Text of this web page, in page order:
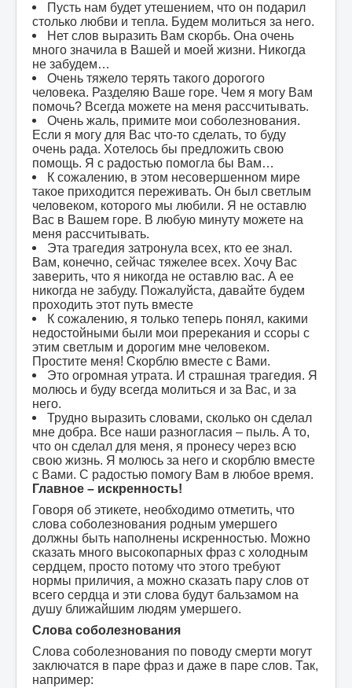
Пусть нам будет утешением, что он подарил
столько любви и тепла. Будем молиться за него.
Нет слов выразить Вам скорбь. Она очень
много значила в Вашей и моей жизни. Никогда
не забудем…
Очень тяжело терять такого дорогого
человека. Разделяю Ваше горе. Чем я могу Вам
помочь? Всегда можете на меня рассчитывать.
Очень жаль, примите мои соболезнования.
Если я могу для Вас что-то сделать, то буду
очень рада. Хотелось бы предложить свою
помощь. Я с радостью помогла бы Вам…
К сожалению, в этом несовершенном мире
такое приходится переживать. Он был светлым
человеком, которого мы любили. Я не оставлю
Вас в Вашем горе. В любую минуту можете на
меня рассчитывать.
Эта трагедия затронула всех, кто ее знал.
Вам, конечно, сейчас тяжелее всех. Хочу Вас
заверить, что я никогда не оставлю вас. А ее
никогда не забуду. Пожалуйста, давайте будем
проходить этот путь вместе
К сожалению, я только теперь понял, какими
недостойными были мои пререкания и ссоры с
этим светлым и дорогим мне человеком.
Простите меня! Скорблю вместе с Вами.
Это огромная утрата. И страшная трагедия. Я
молюсь и буду всегда молиться и за Вас, и за
него.
Трудно выразить словами, сколько он сделал
мне добра. Все наши разногласия – пыль. А то,
что он сделал для меня, я пронесу через всю
свою жизнь. Я молюсь за него и скорблю вместе
с Вами. С радостью помогу Вам в любое время.
Главное – искренность!
Говоря об этикете, необходимо отметить, что
слова соболезнования родным умершего
должны быть наполнены искренностью. Можно
сказать много высокопарных фраз с холодным
сердцем, просто потому что этого требуют
нормы приличия, а можно сказать пару слов от
всего сердца и эти слова будут бальзамом на
душу ближайшим людям умершего.
Слова соболезнования
Слова соболезнования по поводу смерти могут
заключатся в паре фраз и даже в паре слов. Так,
например: